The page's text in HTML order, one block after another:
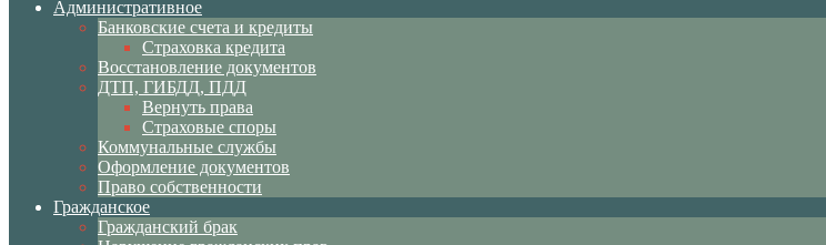
Административное
Банковские счета и кредиты
Страховка кредита
Восстановление документов
ДТП, ГИБДД, ПДД
Вернуть права
Страховые споры
Коммунальные службы
Оформление документов
Право собственности
Гражданское
Гражданский брак